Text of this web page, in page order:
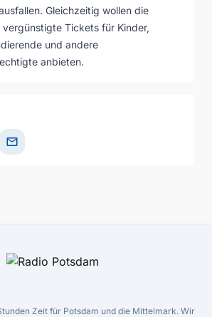
Gleichzeitig wollen die
vergünstigte Tickets für Kinder,
und andere
anbieten.
mail
Zeit für Potsdam und die Mittelmark. Wir